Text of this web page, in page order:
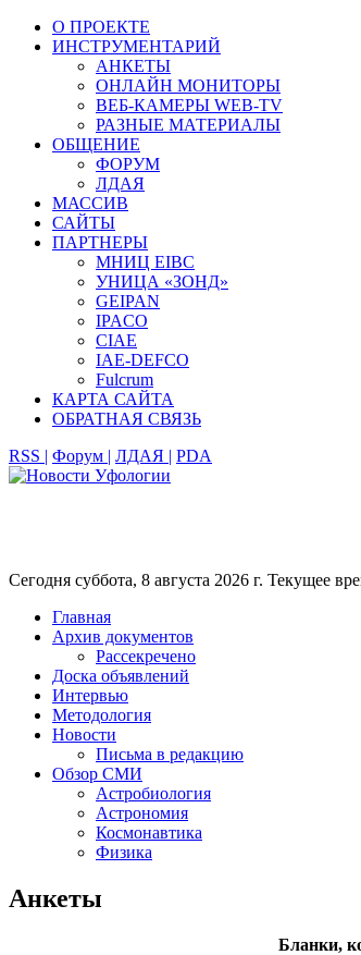
О ПРОЕКТЕ
ИНСТРУМЕНТАРИЙ
АНКЕТЫ
ОНЛАЙН МОНИТОРЫ
ВЕБ-КАМЕРЫ WEB-TV
РАЗНЫЕ МАТЕРИАЛЫ
ОБЩЕНИЕ
ФОРУМ
ЛДАЯ
МАССИВ
САЙТЫ
ПАРТНЕРЫ
МНИЦ EIBC
УНИЦА «ЗОНД»
GEIPAN
IPACO
CIAE
IAE-DEFCO
Fulcrum
КАРТА САЙТА
ОБРАТНАЯ СВЯЗЬ
RSS | Форум | ЛДАЯ | PDA
Сегодня суббота, 8 августа 2026 г. Текущее
Главная
Архив документов
Рассекречено
Доска объявлений
Интервью
Методология
Новости
Письма в редакцию
Обзор СМИ
Астробиология
Астрономия
Космонавтика
Физика
Анкеты
Бланки,